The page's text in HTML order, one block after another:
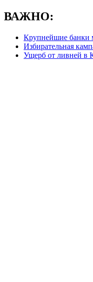
ВАЖНО:
Крупнейшие банки
Избирательная
Ущерб от ливней в